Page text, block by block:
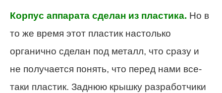
Корпус аппарата сделан из пластика. Но в
то же время этот пластик настолько
органично сделан под металл, что сразу и
не получается понять, что перед нами все-
таки пластик. Заднюю крышку разработчики